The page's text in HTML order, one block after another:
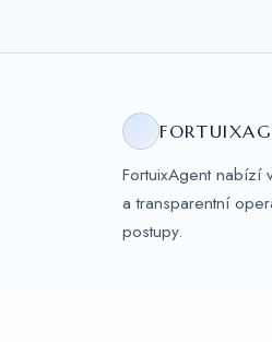
FortuixAgent nabízí
a transparentní
postupy.